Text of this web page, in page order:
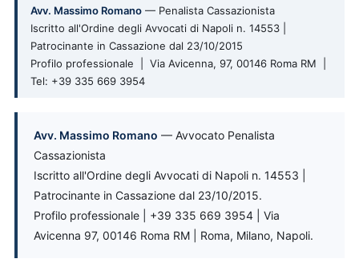
Avv. Massimo Romano — Penalista Cassazionista
Iscritto all'Ordine degli Avvocati di Napoli n. 14553 |
Patrocinante in Cassazione dal 23/10/2015
Profilo professionale | Via Avicenna, 97, 00146 Roma RM |
Tel: +39 335 669 3954
Avv. Massimo Romano — Avvocato Penalista
Cassazionista
Iscritto all'Ordine degli Avvocati di Napoli n. 14553 |
Patrocinante in Cassazione dal 23/10/2015.
Profilo professionale | +39 335 669 3954 | Via
Avicenna 97, 00146 Roma RM | Roma, Milano, Napoli.